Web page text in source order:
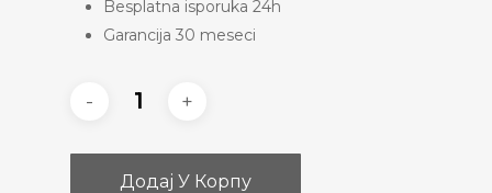
Besplatna isporuka 24h
Garancija 30 meseci
Додај У Корпу